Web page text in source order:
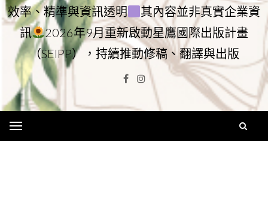
效率、精準與資訊透明
其內容並非真實企業資
訊
2026年9月重新啟動星鷹國際出版計畫
（SEIPP），持續推動修稿、翻譯與出版
Facebook
Instagram